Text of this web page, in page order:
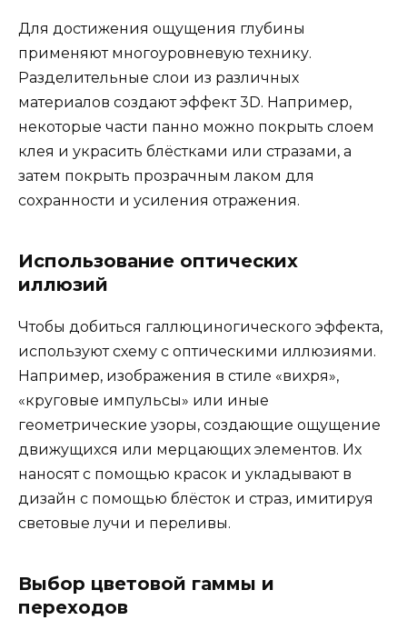
Для достижения ощущения глубины
применяют многоуровневую технику.
Разделительные слои из различных
материалов создают эффект 3D. Например,
некоторые части панно можно покрыть слоем
клея и украсить блёстками или стразами, а
затем покрыть прозрачным лаком для
сохранности и усиления отражения.
Использование оптических
иллюзий
Чтобы добиться галлюциногического эффекта,
используют схему с оптическими иллюзиями.
Например, изображения в стиле «вихря»,
«круговые импульсы» или иные
геометрические узоры, создающие ощущение
движущихся или мерцающих элементов. Их
наносят с помощью красок и укладывают в
дизайн с помощью блёсток и страз, имитируя
световые лучи и переливы.
Выбор цветовой гаммы и
переходов